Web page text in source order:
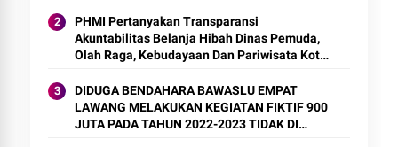
PHMI Pertanyakan Transparansi
Akuntabilitas Belanja Hibah Dinas Pemuda,
Olah Raga, Kebudayaan Dan Pariwisata Kota
DIDUGA BENDAHARA BAWASLU EMPAT
LAWANG MELAKUKAN KEGIATAN FIKTIF 900
JUTA PADA TAHUN 2022-2023 TIDAK DI